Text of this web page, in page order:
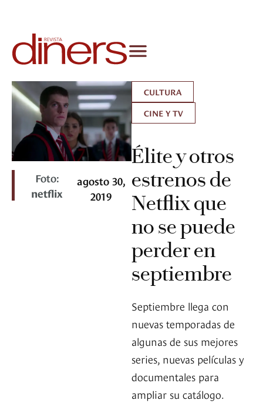
Foto:
netflix
agosto 30,
2019
CULTURA
CINE Y TV
Élite y otros
estrenos de
Netflix que
no se puede
perder en
septiembre
Septiembre llega con
nuevas temporadas de
algunas de sus mejores
series, nuevas películas y
documentales para
ampliar su catálogo.